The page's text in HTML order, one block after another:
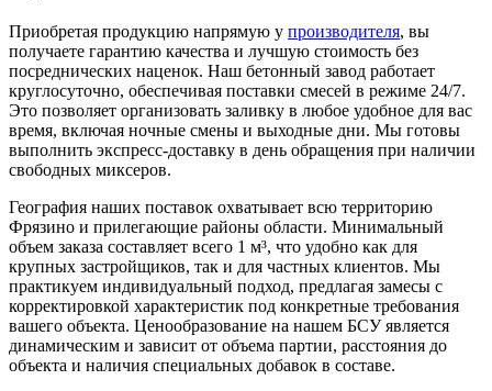
Приобретая продукцию напрямую у производителя, вы
получаете гарантию качества и лучшую стоимость без
посреднических наценок. Наш бетонный завод работает
круглосуточно, обеспечивая поставки смесей в режиме 24/7.
Это позволяет организовать заливку в любое удобное для вас
время, включая ночные смены и выходные дни. Мы готовы
выполнить экспресс-доставку в день обращения при наличии
свободных миксеров.
География наших поставок охватывает всю территорию
Фрязино и прилегающие районы области. Минимальный
объем заказа составляет всего 1 м³, что удобно как для
крупных застройщиков, так и для частных клиентов. Мы
практикуем индивидуальный подход, предлагая замесы с
корректировкой характеристик под конкретные требования
вашего объекта. Ценообразование на нашем БСУ является
динамическим и зависит от объема партии, расстояния до
объекта и наличия специальных добавок в составе.